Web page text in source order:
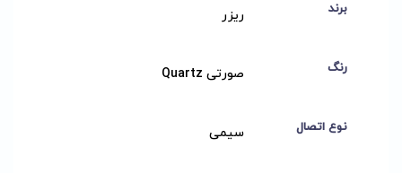
برند ریزر
رنگ صورتی Quartz
نوع اتصال سیمی